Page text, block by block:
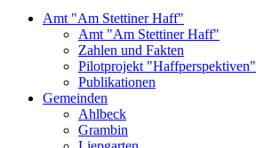
Amt "Am Stettiner Haff"
Amt "Am Stettiner Haff"
Zahlen und Fakten
Pilotprojekt "Haffperspektiven"
Publikationen
Gemeinden
Ahlbeck
Grambin